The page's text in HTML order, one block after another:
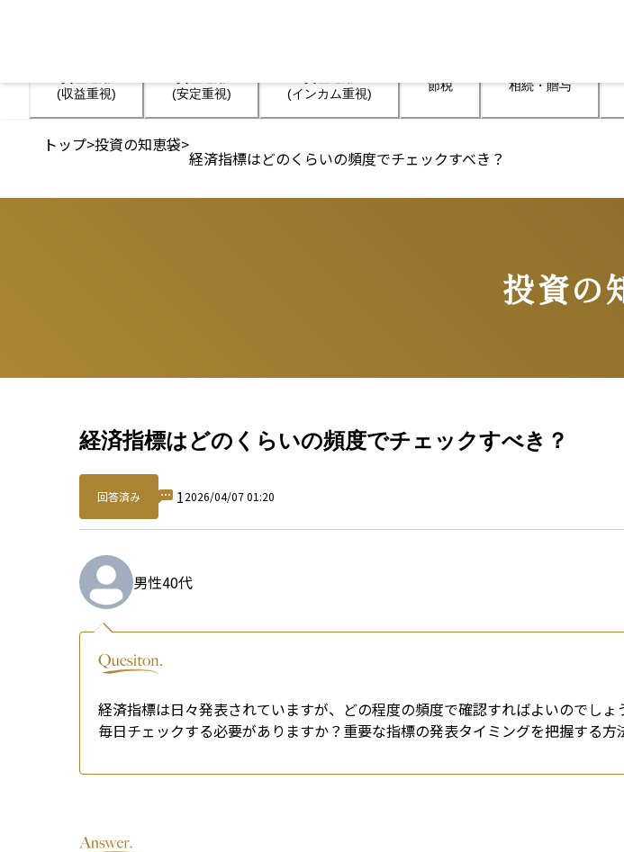
(収益重視)
(安定重視)
(インカム重視)
節税 相続・贈与
トップ>投資の知恵袋>
経済指標はどのくらいの頻度でチェックすべき？
投資の
経済指標はどのくらいの頻度でチェックすべき？
回答済み 12026/04/07 01:20
男性40代
経済指標は日々発表されていますが、どの程度の頻度で確認すればよいのでしょ
毎日チェックする必要がありますか？重要な指標の発表タイミングを把握する方